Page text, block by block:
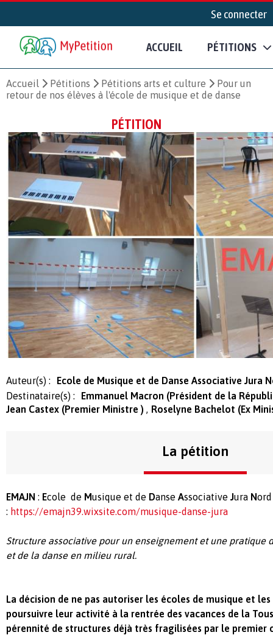
Se connecter
ACCUEIL PÉTITIONS
Accueil Pétitions Pétitions arts et culture
Pour un
retour de nos élèves à l'école de musique et de danse
PÉTITION
Auteur(s) :
Ecole de Musique et de Danse Associative Jura
Destinataire(s) :
Emmanuel Macron (Président de la
Jean Castex (Premier Ministre )
Roselyne Bachelot (Ex
La pétition
EMAJN : Ecole de Musique et de Danse Associative Jura Nord
: https://emajn39.wixsite.com/musique-danse-jura
Structure associative pour un enseignement et une pratique
et de la danse en milieu rural.
La décision de ne pas autoriser les écoles de musique et
poursuivre leur activité à la rentrée des vacances de la
pérennité de structures déjà très fragilisées par le premier